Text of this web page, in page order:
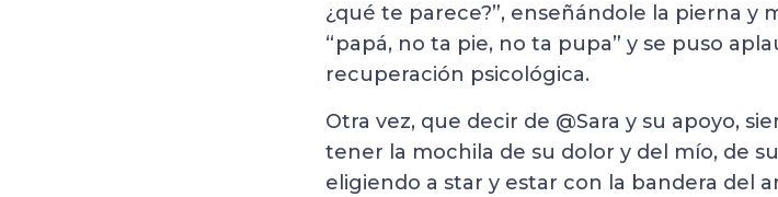
¿qué te parece?”, enseñándole la pierna y
“papá, no ta pie, no ta pupa” y se puso
recuperación psicológica.
Otra vez, que decir de @Sara y su apoyo,
tener la mochila de su dolor y del mío, de
eligiendo a star y estar con la bandera del